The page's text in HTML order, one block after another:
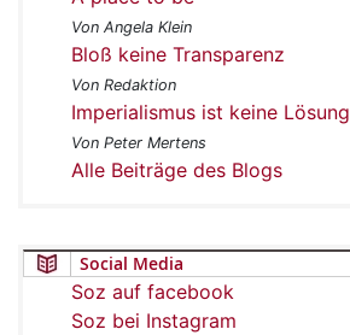
Von Angela Klein
Bloß keine Transparenz
Von Redaktion
Imperialismus ist keine Lösung
Von Peter Mertens
Alle Beiträge des Blogs
Social Media
Soz auf facebook
Soz bei Instagram